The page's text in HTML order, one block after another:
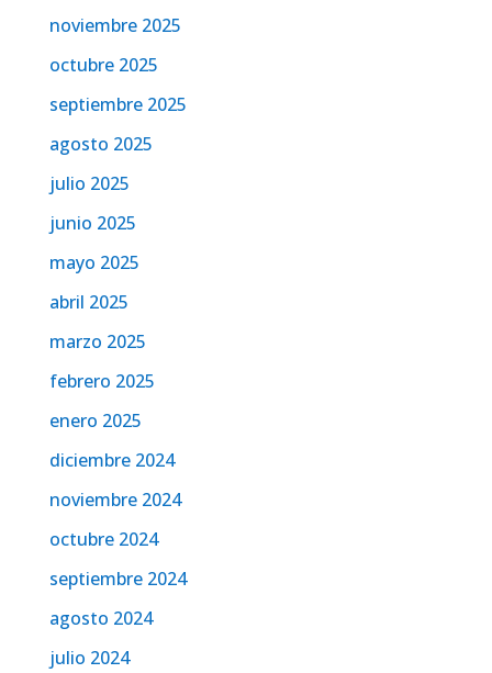
noviembre 2025
octubre 2025
septiembre 2025
agosto 2025
julio 2025
junio 2025
mayo 2025
abril 2025
marzo 2025
febrero 2025
enero 2025
diciembre 2024
noviembre 2024
octubre 2024
septiembre 2024
agosto 2024
julio 2024